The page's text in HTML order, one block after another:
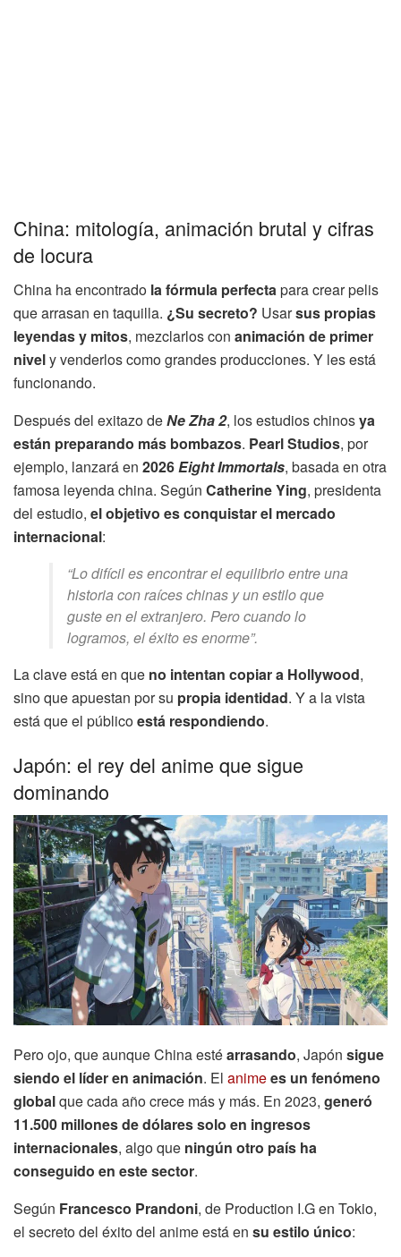
China: mitología, animación brutal y cifras
de locura
China ha encontrado la fórmula perfectapara crear pelis
que arrasan en taquilla. ¿Su secreto? Usarsus propias
leyendas y mitos, mezclarlos con animación de primer
nively venderlos como grandes producciones. Y les está
funcionando.
Después del exitazo deNe Zha 2, los estudios chinosya
están preparando más bombazos. Pearl Studios, por
ejemplo, lanzará en 2026Eight Immortals, basada en otra
famosa leyenda china. Según Catherine Ying, presidenta
del estudio, el objetivo es conquistar el mercado
internacional:
“Lo difícil es encontrar el equilibrio entre una
historia con raíces chinas y un estilo que
guste en el extranjero. Pero cuando lo
logramos, el éxito es enorme”.
La clave está en que no intentan copiar a Hollywood,
sino que apuestan por su propia identidad. Y a la vista
está que el públicoestá respondiendo.
Japón: el rey del anime que sigue
dominando
Pero ojo, que aunque China estéarrasando, Japón sigue
siendo el líder en animación. El animees un fenómeno
globalque cada año crece más y más. En 2023, generó
11.500 millones de dólares solo en ingresos
internacionales, algo que ningún otro país ha
conseguido en este sector.
Según Francesco Prandoni, de Production I.G en Tokio,
el secreto del éxito del anime está en su estilo único: